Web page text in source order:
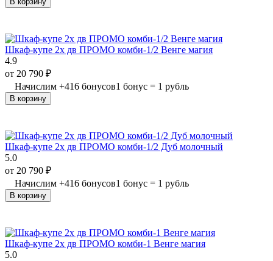
Шкаф-купе 2х дв ПРОМО комби-1/2 Венге магия
4.9
от 20 790 ₽
Начислим +416 бонусов1 бонус = 1 рубль
В корзину
Шкаф-купе 2х дв ПРОМО комби-1/2 Дуб молочный
5.0
от 20 790 ₽
Начислим +416 бонусов1 бонус = 1 рубль
В корзину
Шкаф-купе 2х дв ПРОМО комби-1 Венге магия
5.0